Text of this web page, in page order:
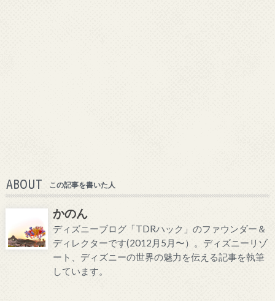
ABOUT この記事を書いた人
かのん
ディズニーブログ「TDRハック」のファウンダー＆
ディレクターです(2012月5月〜）。ディズニーリゾ
ート、ディズニーの世界の魅力を伝える記事を執筆
しています。